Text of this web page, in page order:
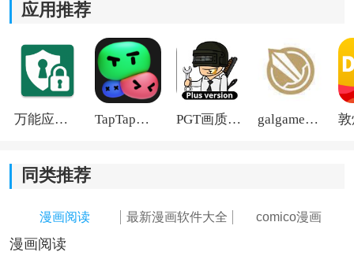
应用推荐
万能应用隐藏 TapTap国际版2026 PGT画质助手旧版 galgame游戏盒子2026
同类推荐
漫画阅读 最新漫画软件大全 comico漫画
漫画阅读